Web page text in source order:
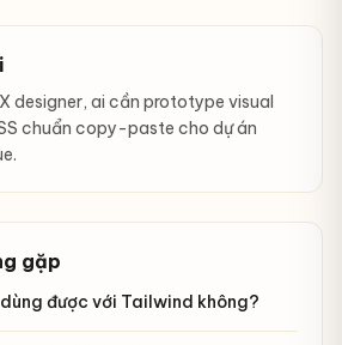
designer, ai cần prototype visual
chuẩn copy-paste cho dự án
gặp
được với Tailwind không?